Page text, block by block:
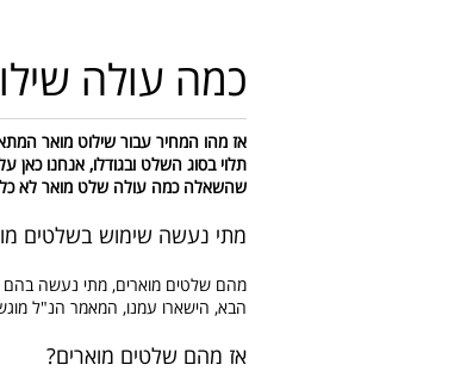
כמה עולה
תלוי בסוג השלט ובגודלו, אנחנו
שהשאלה כמה עולה שלט מואר לא
מתי נעשה שימוש בשלטים
מהם שלטים מוארים, מתי נעשה בהם
הבא, הישארו עמנו, המאמר הנ"ל
אז מהם שלטים מוארים?